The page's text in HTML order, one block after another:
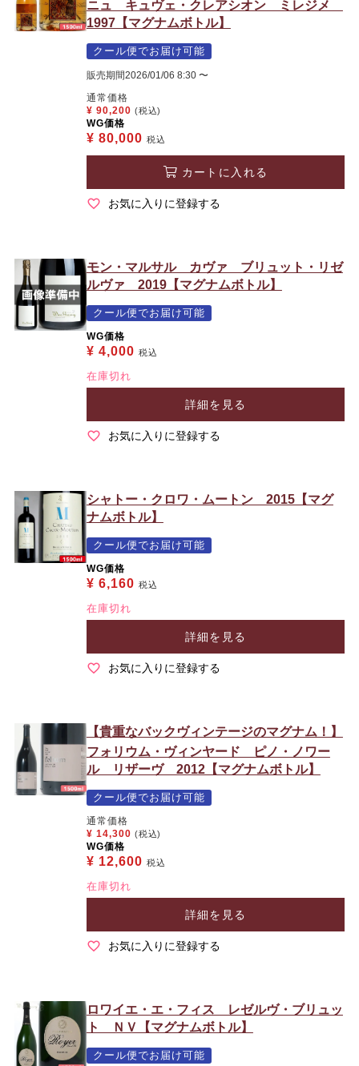
ニュ キュヴェ・クレアシオン ミレジメ
1997【マグナムボトル】
クール便でお届け可能
販売期間2026/01/06 8:30 〜
通常価格
¥ 90,200 (税込)
WG価格
¥ 80,000 税込
カートに入れる
お気に入りに登録する
モン・マルサル カヴァ ブリュット・リゼ
ルヴァ 2019【マグナムボトル】
クール便でお届け可能
WG価格
¥ 4,000 税込
在庫切れ
詳細を見る
お気に入りに登録する
シャトー・クロワ・ムートン 2015【マグ
ナムボトル】
クール便でお届け可能
WG価格
¥ 6,160 税込
在庫切れ
詳細を見る
お気に入りに登録する
【貴重なバックヴィンテージのマグナム！】
フォリウム・ヴィンヤード ピノ・ノワー
ル リザーヴ 2012【マグナムボトル】
クール便でお届け可能
通常価格
¥ 14,300 (税込)
WG価格
¥ 12,600 税込
在庫切れ
詳細を見る
お気に入りに登録する
ロワイエ・エ・フィス レゼルヴ・ブリュッ
ト ＮＶ【マグナムボトル】
クール便でお届け可能